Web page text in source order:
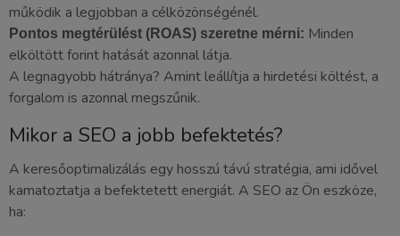
működik a legjobban a célközönségénél.
Pontos megtérülést (ROAS) szeretne mérni: Minden
elköltött forint hatását azonnal látja.
A legnagyobb hátránya? Amint leállítja a hirdetési költést, a
forgalom is azonnal megszűnik.
Mikor a SEO a jobb befektetés?
A keresőoptimalizálás egy hosszú távú stratégia, ami idővel
kamatoztatja a befektetett energiát. A SEO az Ön eszköze,
ha: